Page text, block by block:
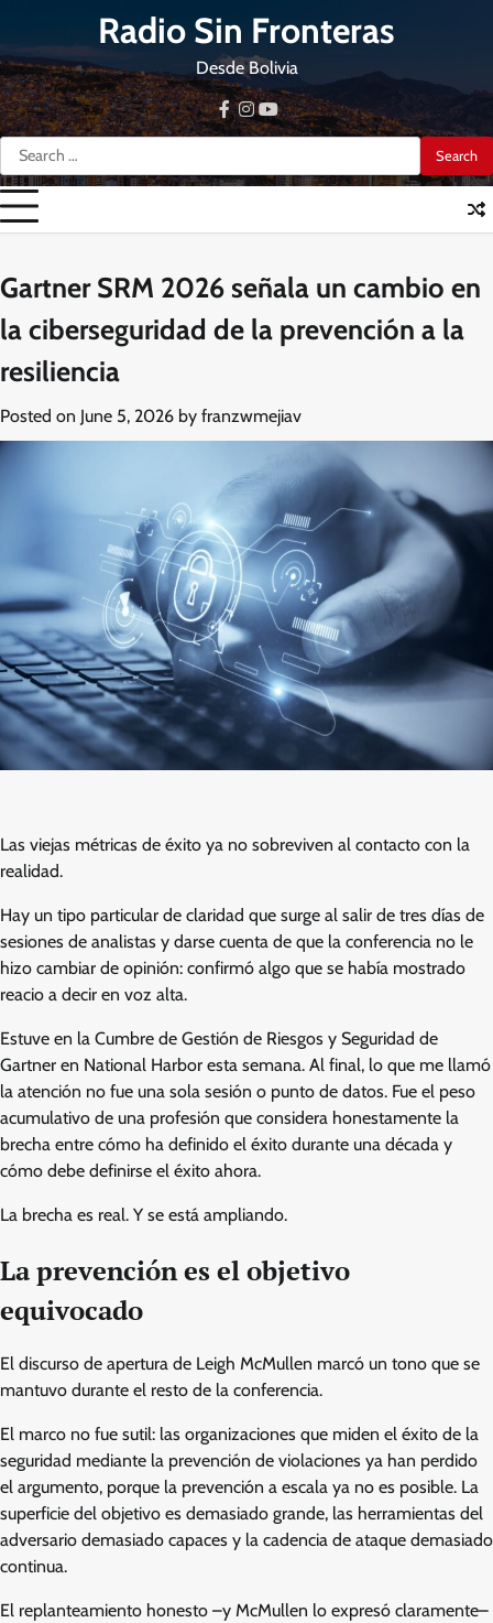
content
Radio Sin Fronteras
Desde Bolivia
Search
for:
facebook
instagram
youtube
Gartner SRM 2026 señala un cambio en
la ciberseguridad de la prevención a la
resiliencia
Posted on June 5, 2026 by franzwmejiav
Las viejas métricas de éxito ya no sobreviven al contacto con la
realidad.
Hay un tipo particular de claridad que surge al salir de tres días de
sesiones de analistas y darse cuenta de que la conferencia no le
hizo cambiar de opinión: confirmó algo que se había mostrado
reacio a decir en voz alta.
Estuve en la Cumbre de Gestión de Riesgos y Seguridad de
Gartner en National Harbor esta semana. Al final, lo que me llamó
la atención no fue una sola sesión o punto de datos. Fue el peso
acumulativo de una profesión que considera honestamente la
brecha entre cómo ha definido el éxito durante una década y
cómo debe definirse el éxito ahora.
La brecha es real. Y se está ampliando.
La prevención es el objetivo
equivocado
El discurso de apertura de Leigh McMullen marcó un tono que se
mantuvo durante el resto de la conferencia.
El marco no fue sutil: las organizaciones que miden el éxito de la
seguridad mediante la prevención de violaciones ya han perdido
el argumento, porque la prevención a escala ya no es posible. La
superficie del objetivo es demasiado grande, las herramientas del
adversario demasiado capaces y la cadencia de ataque demasiado
continua.
El replanteamiento honesto –y McMullen lo expresó claramente–